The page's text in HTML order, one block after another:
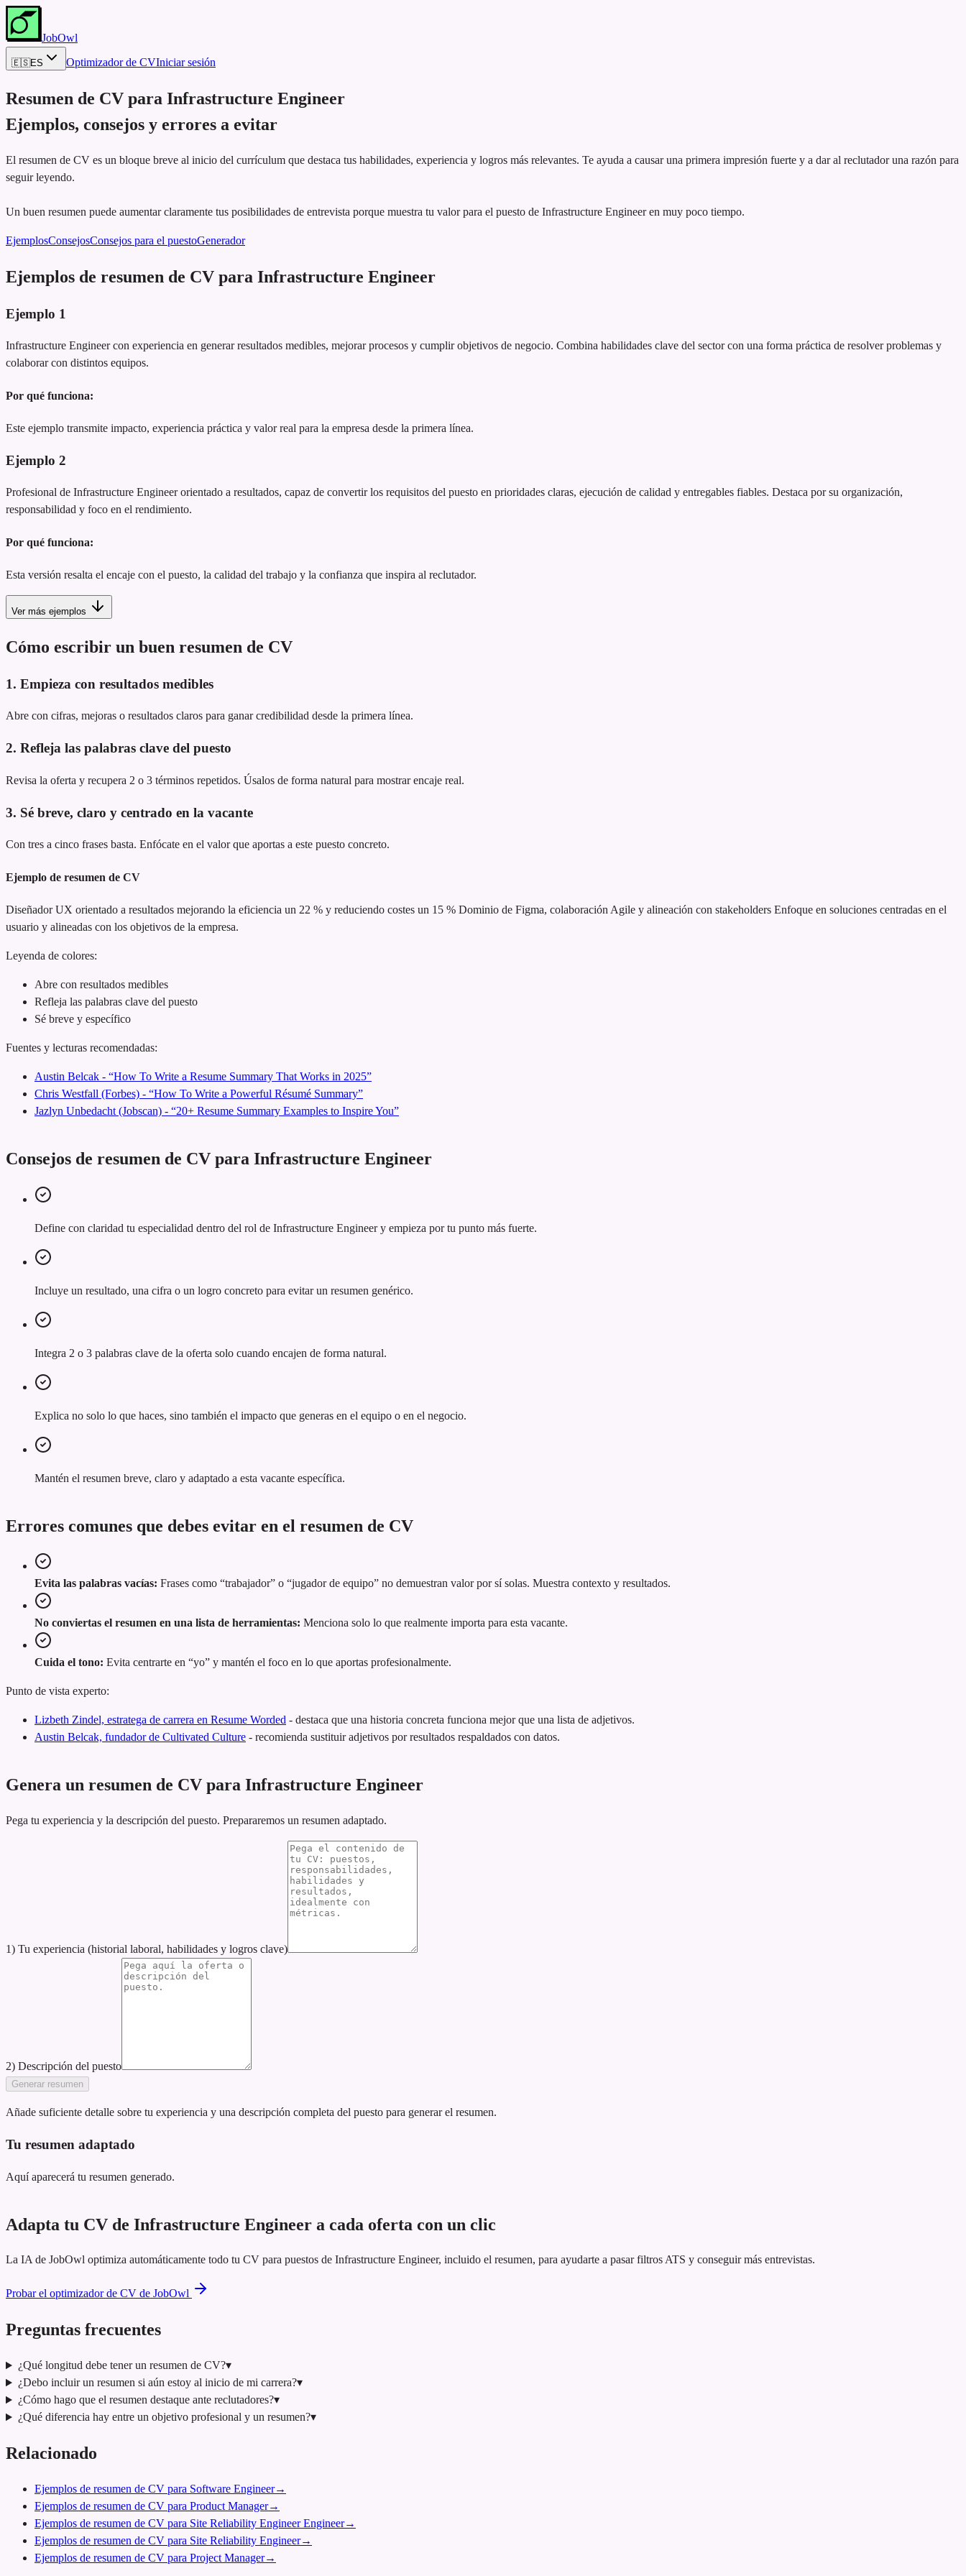
JobOwl
🇪🇸ES Optimizador de CVIniciar sesión
Resumen de CV para Infrastructure Engineer
Ejemplos, consejos y errores a evitar
El resumen de CV es un bloque breve al inicio del currículum que destaca tus habilidades, experiencia y logros más relevantes. Te ayuda a causar una primera impresión fuerte y a dar al reclutador una razón para
seguir leyendo.
Un buen resumen puede aumentar claramente tus posibilidades de entrevista porque muestra tu valor para el puesto de Infrastructure Engineer en muy poco tiempo.
EjemplosConsejosConsejos para el puestoGenerador
Ejemplos de resumen de CV para Infrastructure Engineer
Ejemplo 1
Infrastructure Engineer con experiencia en generar resultados medibles, mejorar procesos y cumplir objetivos de negocio. Combina habilidades clave del sector con una forma práctica de resolver problemas y
colaborar con distintos equipos.
Por qué funciona:
Este ejemplo transmite impacto, experiencia práctica y valor real para la empresa desde la primera línea.
Ejemplo 2
Profesional de Infrastructure Engineer orientado a resultados, capaz de convertir los requisitos del puesto en prioridades claras, ejecución de calidad y entregables fiables. Destaca por su organización,
responsabilidad y foco en el rendimiento.
Por qué funciona:
Esta versión resalta el encaje con el puesto, la calidad del trabajo y la confianza que inspira al reclutador.
Ver más ejemplos
Cómo escribir un buen resumen de CV
1. Empieza con resultados medibles
Abre con cifras, mejoras o resultados claros para ganar credibilidad desde la primera línea.
2. Refleja las palabras clave del puesto
Revisa la oferta y recupera 2 o 3 términos repetidos. Úsalos de forma natural para mostrar encaje real.
3. Sé breve, claro y centrado en la vacante
Con tres a cinco frases basta. Enfócate en el valor que aportas a este puesto concreto.
Ejemplo de resumen de CV
Diseñador UX orientado a resultados mejorando la eficiencia un 22 % y reduciendo costes un 15 % Dominio de Figma, colaboración Agile y alineación con stakeholders Enfoque en soluciones centradas en el
usuario y alineadas con los objetivos de la empresa.
Leyenda de colores:
Abre con resultados medibles
Refleja las palabras clave del puesto
Sé breve y específico
Fuentes y lecturas recomendadas:
Austin Belcak - “How To Write a Resume Summary That Works in 2025”
Chris Westfall (Forbes) - “How To Write a Powerful Résumé Summary”
Jazlyn Unbedacht (Jobscan) - “20+ Resume Summary Examples to Inspire You”
Consejos de resumen de CV para Infrastructure Engineer
Define con claridad tu especialidad dentro del rol de Infrastructure Engineer y empieza por tu punto más fuerte.
Incluye un resultado, una cifra o un logro concreto para evitar un resumen genérico.
Integra 2 o 3 palabras clave de la oferta solo cuando encajen de forma natural.
Explica no solo lo que haces, sino también el impacto que generas en el equipo o en el negocio.
Mantén el resumen breve, claro y adaptado a esta vacante específica.
Errores comunes que debes evitar en el resumen de CV
Evita las palabras vacías: Frases como “trabajador” o “jugador de equipo” no demuestran valor por sí solas. Muestra contexto y resultados.
No conviertas el resumen en una lista de herramientas: Menciona solo lo que realmente importa para esta vacante.
Cuida el tono: Evita centrarte en “yo” y mantén el foco en lo que aportas profesionalmente.
Punto de vista experto:
Lizbeth Zindel, estratega de carrera en Resume Worded - destaca que una historia concreta funciona mejor que una lista de adjetivos.
Austin Belcak, fundador de Cultivated Culture - recomienda sustituir adjetivos por resultados respaldados con datos.
Genera un resumen de CV para Infrastructure Engineer
Pega tu experiencia y la descripción del puesto. Prepararemos un resumen adaptado.
1) Tu experiencia (historial laboral, habilidades y logros clave)
2) Descripción del puesto
Generar resumen
Añade suficiente detalle sobre tu experiencia y una descripción completa del puesto para generar el resumen.
Tu resumen adaptado
Aquí aparecerá tu resumen generado.
Adapta tu CV de Infrastructure Engineer a cada oferta con un clic
La IA de JobOwl optimiza automáticamente todo tu CV para puestos de Infrastructure Engineer, incluido el resumen, para ayudarte a pasar filtros ATS y conseguir más entrevistas.
Probar el optimizador de CV de JobOwl
Preguntas frecuentes
¿Qué longitud debe tener un resumen de CV?▾
¿Debo incluir un resumen si aún estoy al inicio de mi carrera?▾
¿Cómo hago que el resumen destaque ante reclutadores?▾
¿Qué diferencia hay entre un objetivo profesional y un resumen?▾
Relacionado
Ejemplos de resumen de CV para Software Engineer→
Ejemplos de resumen de CV para Product Manager→
Ejemplos de resumen de CV para Site Reliability Engineer Engineer→
Ejemplos de resumen de CV para Site Reliability Engineer→
Ejemplos de resumen de CV para Project Manager→